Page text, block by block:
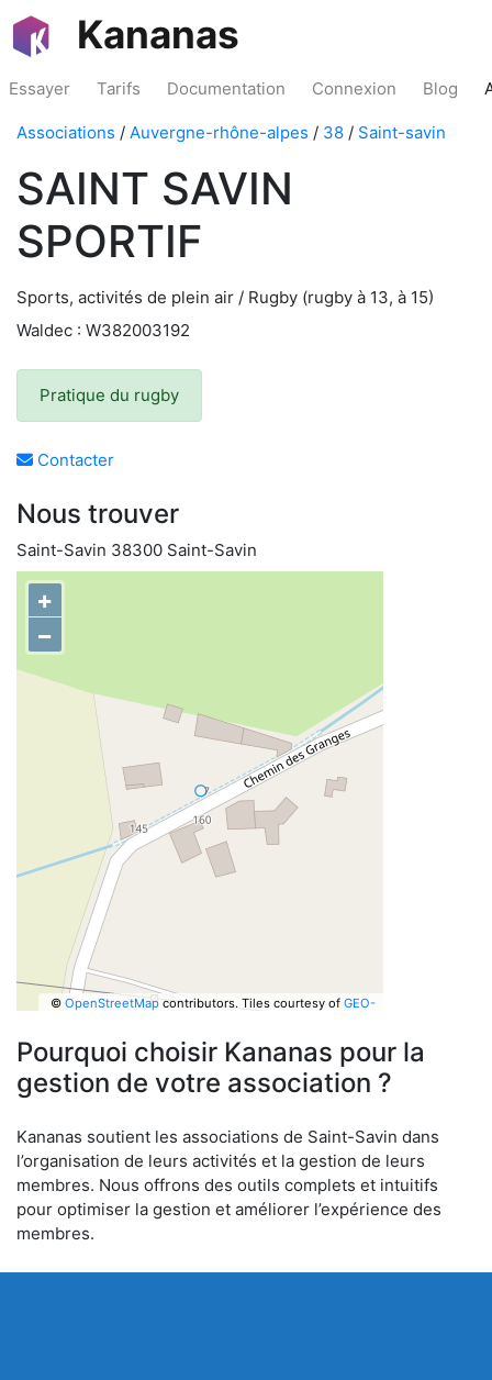
Kananas
Essayer Tarifs Documentation Connexion Blog
Associations / Auvergne-rhône-alpes / 38 / Saint-savin
SAINT SAVIN
SPORTIF
Sports, activités de plein air / Rugby (rugby à 13, à 15)
Waldec : W382003192
Pratique du rugby
Contacter
Nous trouver
Saint-Savin 38300 Saint-Savin
+
−
© OpenStreetMapcontributors. Tiles courtesy of GEO-
Pourquoi choisir Kananas pour la
gestion de votre association ?
Kananas soutient les associations de Saint-Savin dans
l’organisation de leurs activités et la gestion de leurs
membres. Nous offrons des outils complets et intuitifs
pour optimiser la gestion et améliorer l’expérience des
membres.